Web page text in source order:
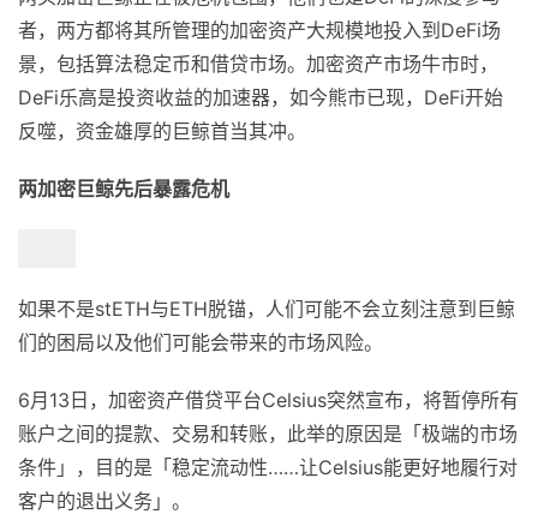
者，两方都将其所管理的加密资产大规模地投入到DeFi场
景，包括算法稳定币和借贷市场。加密资产市场牛市时，
DeFi乐高是投资收益的加速器，如今熊市已现，DeFi开始
反噬，资金雄厚的巨鲸首当其冲。
两加密巨鲸先后暴露危机
如果不是stETH与ETH脱锚，人们可能不会立刻注意到巨鲸
们的困局以及他们可能会带来的市场风险。
6月13日，加密资产借贷平台Celsius突然宣布，将暂停所有
账户之间的提款、交易和转账，此举的原因是「极端的市场
条件」，目的是「稳定流动性……让Celsius能更好地履行对
客户的退出义务」。